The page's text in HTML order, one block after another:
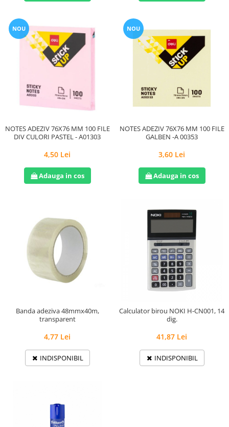
NOU
NOTES ADEZIV 76X76 MM 100 FILE
DIV CULORI PASTEL - A01303
4,50 Lei
Adauga in cos
NOU
NOTES ADEZIV 76X76 MM 100 FILE
GALBEN -A 00353
3,60 Lei
Adauga in cos
Banda adeziva 48mmx40m,
transparent
4,77 Lei
INDISPONIBIL
Calculator birou NOKI H-CN001, 14
dig.
41,87 Lei
INDISPONIBIL